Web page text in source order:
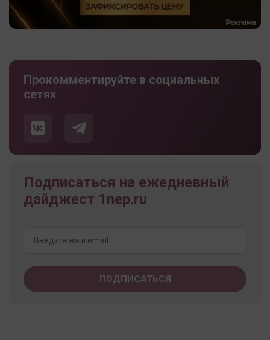
Прокомментируйте в социальных
сетях
Подписаться на ежедневный
дайджест 1nep.ru